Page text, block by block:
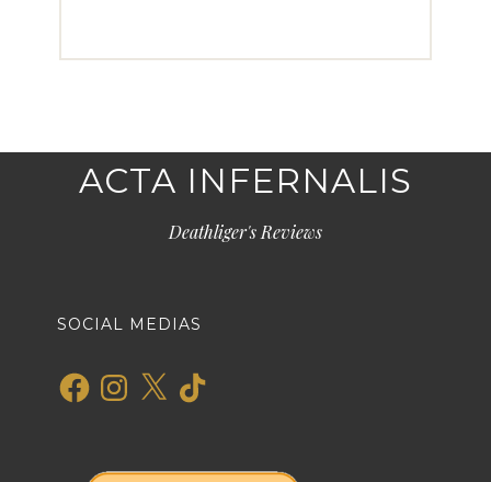
ACTA INFERNALIS
Deathliger's Reviews
SOCIAL MEDIAS
FacebookInstagram
X TikTok